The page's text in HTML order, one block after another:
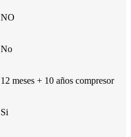
NO
No
12 meses + 10 años compresor
Si